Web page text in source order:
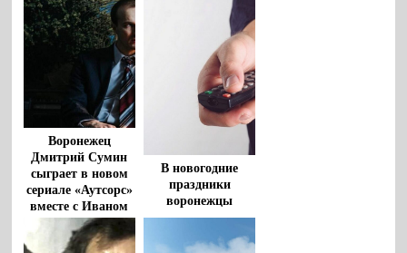
Воронежец
Дмитрий Сумин
сыграет в новом
сериале «Аутсорс»
вместе с Иваном
Янковским
В новогодние
праздники
воронежцы
смотрели
каналы, криминал